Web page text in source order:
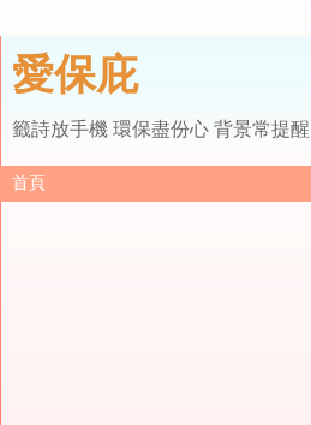
愛保庇
籤詩放手機 環保盡份心 背景常提